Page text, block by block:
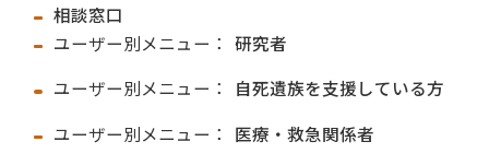
相談窓口
ユーザー別メニュー： 研究者
ユーザー別メニュー：
自死遺族を支援している方
ユーザー別メニュー：
医療・救急関係者